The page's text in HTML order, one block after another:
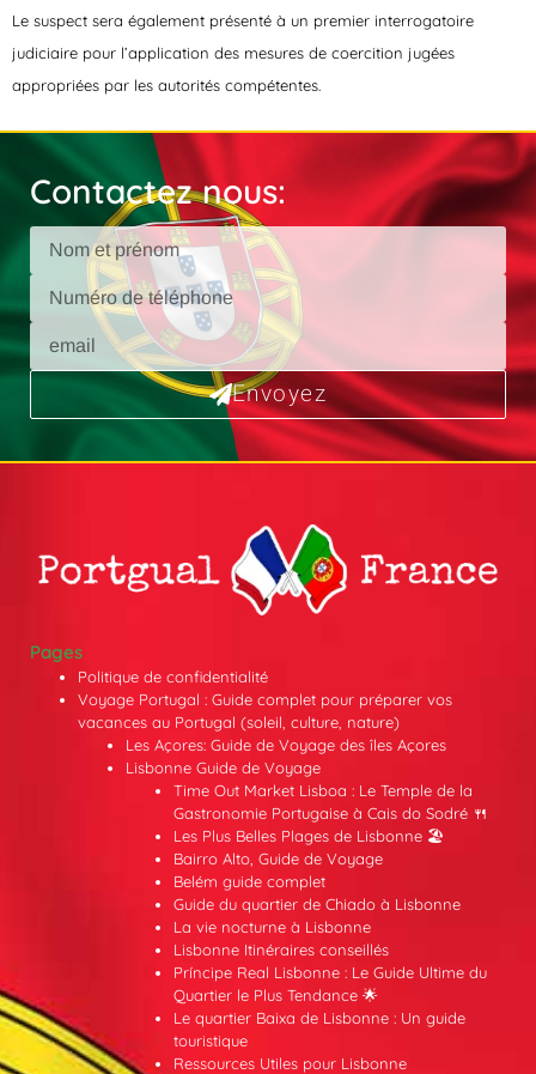
Le suspect sera également présenté à un premier interrogatoire
judiciaire pour l’application des mesures de coercition jugées
appropriées par les autorités compétentes.
Contactez nous:
Envoyez
Pages
Politique de confidentialité
Voyage Portugal : Guide complet pour préparer vos
vacances au Portugal (soleil, culture, nature)
Les Açores: Guide de Voyage des îles Açores
Lisbonne Guide de Voyage
Time Out Market Lisboa : Le Temple de la
Gastronomie Portugaise à Cais do Sodré 🍴
Les Plus Belles Plages de Lisbonne 🏖️
Bairro Alto, Guide de Voyage
Belém guide complet
Guide du quartier de Chiado à Lisbonne
La vie nocturne à Lisbonne
Lisbonne Itinéraires conseillés
Príncipe Real Lisbonne : Le Guide Ultime du
Quartier le Plus Tendance 🌟
Le quartier Baixa de Lisbonne : Un guide
touristique
Ressources Utiles pour Lisbonne